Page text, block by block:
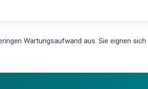
Wartungsaufwand aus. Sie eignen